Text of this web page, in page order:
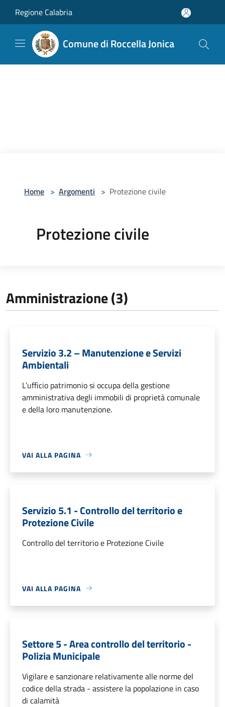
Regione Calabria
Comune di Roccella Jonica
Home > Argomenti > Protezione civile
Protezione civile
Amministrazione (3)
Servizio 3.2 – Manutenzione e Servizi
Ambientali
L’ufficio patrimonio si occupa della gestione
amministrativa degli immobili di proprietà comunale
e della loro manutenzione.
VAI ALLA PAGINA
Servizio 5.1 - Controllo del territorio e
Protezione Civile
Controllo del territorio e Protezione Civile
VAI ALLA PAGINA
Settore 5 - Area controllo del territorio -
Polizia Municipale
Vigilare e sanzionare relativamente alle norme del
codice della strada - assistere la popolazione in caso
di calamità